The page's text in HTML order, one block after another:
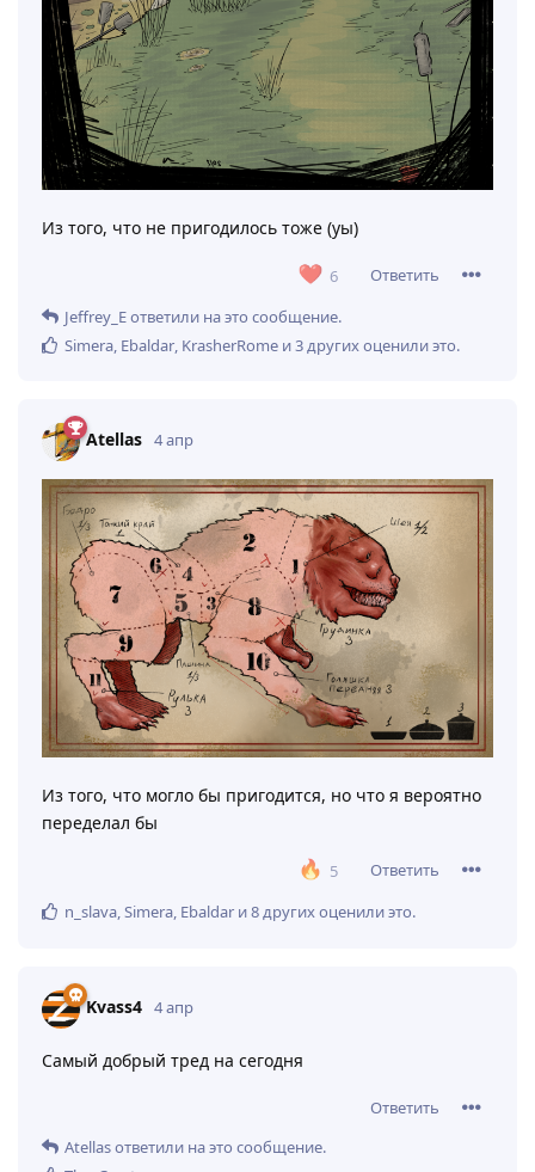
Из того, что не пригодилось тоже (уы)
6
Ответить
Jeffrey_Eответили на это сообщение.
Simera Ebaldar KrasherRome и3 другихоценили это.
Atellas 4 апр
Из того, что могло бы пригодится, но что я вероятно
переделал бы
5
Ответить
n_slava Simera Ebaldar и8 другихоценили это.
Kvass4 4 апр
Самый добрый тред на сегодня
Ответить
Atellasответили на это сообщение.